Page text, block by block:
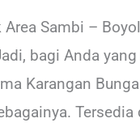
Sambi –
bagi Anda
Karangan